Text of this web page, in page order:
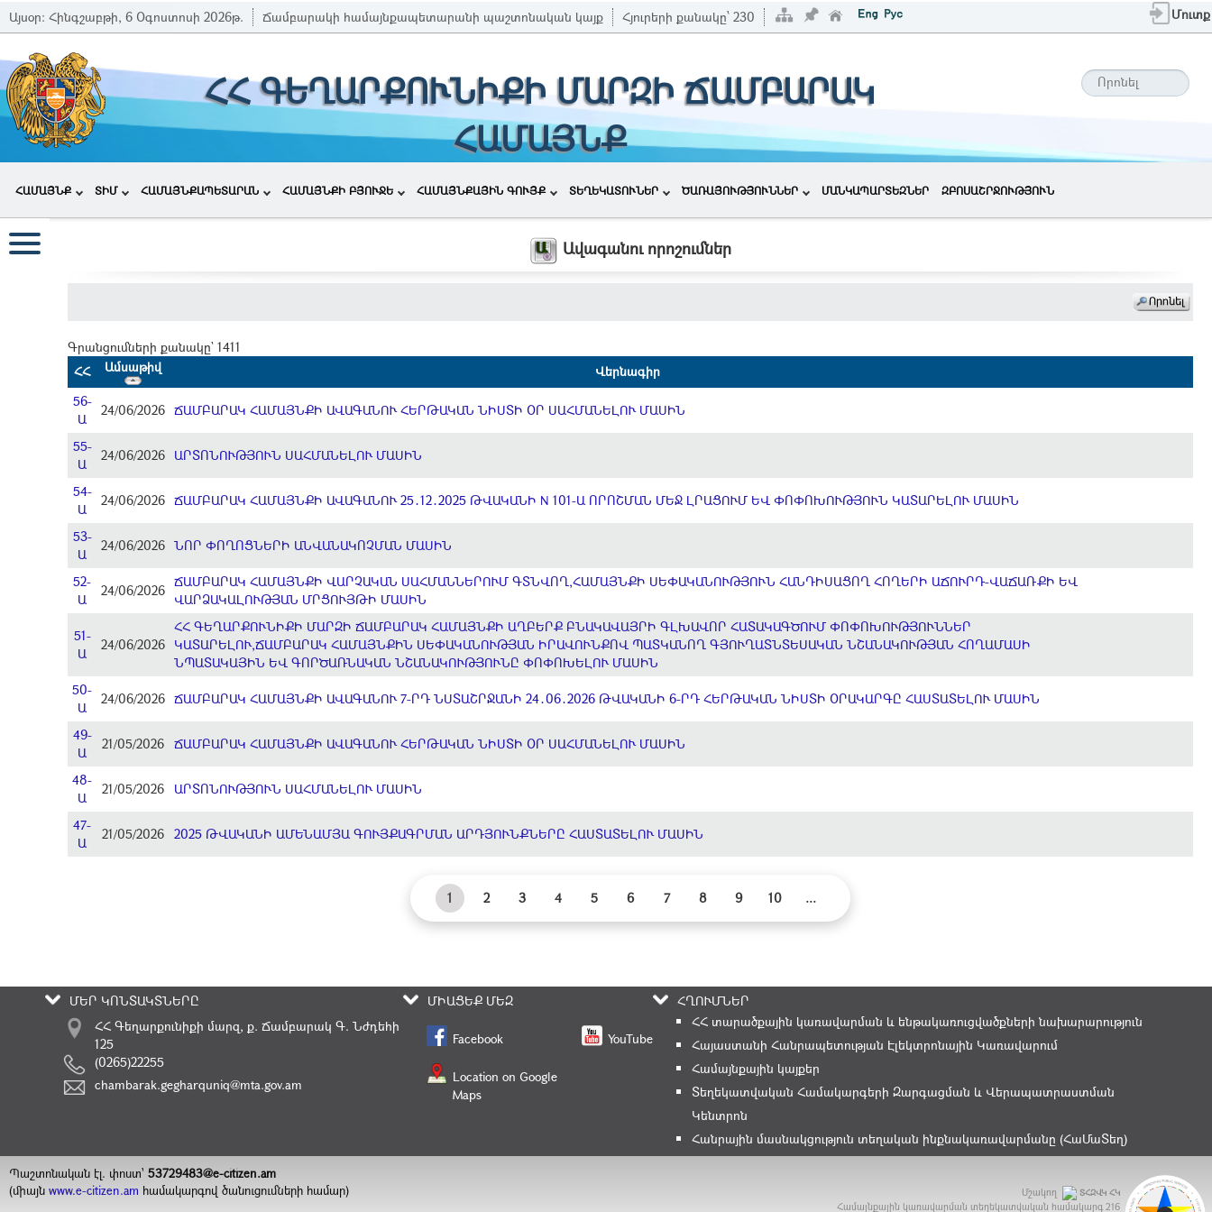
Այսօր: Հինգշաբթի, 6 Օգոստոսի 2026թ. Ճամբարակի համայնքապետարանի պաշտոնական կայք Հյուրերի քանակը՝ 230 Մուտք
ՀՀ ԳԵՂԱՐՔՈՒՆԻՔԻ ՄԱՐԶԻ ՃԱՄԲԱՐԱԿ
ՀԱՄԱՅՆՔ
ՀԱՄԱՅՆՔ ՏԻՄ ՀԱՄԱՅՆՔԱՊԵՏԱՐԱՆ ՀԱՄԱՅՆՔԻ ԲՅՈՒՋԵ ՀԱՄԱՅՆՔԱՅԻՆ ԳՈՒՅՔ ՏԵՂԵԿԱՏՈՒՆԵՐ ԾԱՌԱՅՈՒԹՅՈՒՆՆԵՐ ՄԱՆԿԱՊԱՐՏԵԶՆԵՐ ԶԲՈՍԱՇՐՋՈՒԹՅՈՒՆ
Ավագանու որոշումներ
Գրանցումների քանակը` 1411
ՀՀ
Ամսաթիվ
Վերնագիր
56-
Ա
24/06/2026 ՃԱՄԲԱՐԱԿ ՀԱՄԱՅՆՔԻ ԱՎԱԳԱՆՈՒ ՀԵՐԹԱԿԱՆ ՆԻՍՏԻ ՕՐ ՍԱՀՄԱՆԵԼՈՒ ՄԱՍԻՆ
55-
Ա
24/06/2026 ԱՐՏՈՆՈՒԹՅՈՒՆ ՍԱՀՄԱՆԵԼՈՒ ՄԱՍԻՆ
54-
Ա
24/06/2026 ՃԱՄԲԱՐԱԿ ՀԱՄԱՅՆՔԻ ԱՎԱԳԱՆՈՒ 25․12․2025 ԹՎԱԿԱՆԻ N 101-Ա ՈՐՈՇՄԱՆ ՄԵՋ ԼՐԱՑՈՒՄ ԵՎ ՓՈՓՈԽՈՒԹՅՈՒՆ ԿԱՏԱՐԵԼՈՒ ՄԱՍԻՆ
53-
Ա
24/06/2026 ՆՈՐ ՓՈՂՈՑՆԵՐԻ ԱՆՎԱՆԱԿՈՉՄԱՆ ՄԱՍԻՆ
52-
Ա
24/06/2026
ՃԱՄԲԱՐԱԿ ՀԱՄԱՅՆՔԻ ՎԱՐՉԱԿԱՆ ՍԱՀՄԱՆՆԵՐՈՒՄ ԳՏՆՎՈՂ,ՀԱՄԱՅՆՔԻ ՍԵՓԱԿԱՆՈՒԹՅՈՒՆ ՀԱՆԴԻՍԱՑՈՂ ՀՈՂԵՐԻ ԱՃՈՒՐԴ-ՎԱՃԱՌՔԻ ԵՎ
ՎԱՐՁԱԿԱԼՈՒԹՅԱՆ ՄՐՑՈՒՅԹԻ ՄԱՍԻՆ
51-
Ա
24/06/2026
ՀՀ ԳԵՂԱՐՔՈՒՆԻՔԻ ՄԱՐԶԻ ՃԱՄԲԱՐԱԿ ՀԱՄԱՅՆՔԻ ԱՂԲԵՐՔ ԲՆԱԿԱՎԱՅՐԻ ԳԼԽԱՎՈՐ ՀԱՏԱԿԱԳԾՈՒՄ ՓՈՓՈԽՈՒԹՅՈՒՆՆԵՐ
ԿԱՏԱՐԵԼՈՒ,ՃԱՄԲԱՐԱԿ ՀԱՄԱՅՆՔԻՆ ՍԵՓԱԿԱՆՈՒԹՅԱՆ ԻՐԱՎՈՒՆՔՈՎ ՊԱՏԿԱՆՈՂ ԳՅՈՒՂԱՏՆՏԵՍԱԿԱՆ ՆՇԱՆԱԿՈՒԹՅԱՆ ՀՈՂԱՄԱՍԻ
ՆՊԱՏԱԿԱՅԻՆ ԵՎ ԳՈՐԾԱՌՆԱԿԱՆ ՆՇԱՆԱԿՈՒԹՅՈՒՆԸ ՓՈՓՈԽԵԼՈՒ ՄԱՍԻՆ
50-
Ա
24/06/2026 ՃԱՄԲԱՐԱԿ ՀԱՄԱՅՆՔԻ ԱՎԱԳԱՆՈՒ 7-ՐԴ ՆՍՏԱՇՐՋԱՆԻ 24․06․2026 ԹՎԱԿԱՆԻ 6-ՐԴ ՀԵՐԹԱԿԱՆ ՆԻՍՏԻ ՕՐԱԿԱՐԳԸ ՀԱՍՏԱՏԵԼՈՒ ՄԱՍԻՆ
49-
Ա
21/05/2026 ՃԱՄԲԱՐԱԿ ՀԱՄԱՅՆՔԻ ԱՎԱԳԱՆՈՒ ՀԵՐԹԱԿԱՆ ՆԻՍՏԻ ՕՐ ՍԱՀՄԱՆԵԼՈՒ ՄԱՍԻՆ
48-
Ա
21/05/2026 ԱՐՏՈՆՈՒԹՅՈՒՆ ՍԱՀՄԱՆԵԼՈՒ ՄԱՍԻՆ
47-
Ա
21/05/2026 2025 ԹՎԱԿԱՆԻ ԱՄԵՆԱՄՅԱ ԳՈՒՅՔԱԳՐՄԱՆ ԱՐԴՅՈՒՆՔՆԵՐԸ ՀԱՍՏԱՏԵԼՈՒ ՄԱՍԻՆ
1 2 3 4 5 6 7 8 9 10 ...
ՄԵՐ ԿՈՆՏԱԿՏՆԵՐԸ ՄԻԱՑԵՔ ՄԵԶ
ՀՂՈՒՄՆԵՐ
ՀՀ Գեղարքունիքի մարզ, ք. Ճամբարակ Գ. Նժդեհի
125
(0265)22255
chambarak.gegharquniq@mta.gov.am
Facebook
Location on Google
Maps
YouTube
ՀՀ տարածքային կառավարման և ենթակառուցվածքների նախարարություն
Հայաստանի Հանրապետության Էլեկտրոնային Կառավարում
Համայնքային կայքեր
Տեղեկատվական Համակարգերի Զարգացման և Վերապատրաստման
Կենտրոն
Հանրային մասնակցություն տեղական ինքնակառավարմանը (ՀաՄաՏեղ)
Պաշտոնական էլ. փոստ` 53729483@e-citizen.am
(միայն www.e-citizen.am համակարգով ծանուցումների համար) Մշակող ՏՀԶՎԿ ՀԿ
Համայնքային կառավարման տեղեկատվական համակարգ 216